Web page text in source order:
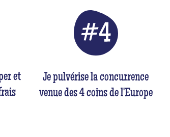
et
Je pulvérise la concurrence
venue des 4 coins de l'Europe